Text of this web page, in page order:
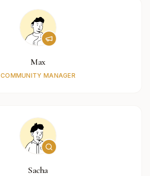
Max
COMMUNITY MANAGER
Sacha